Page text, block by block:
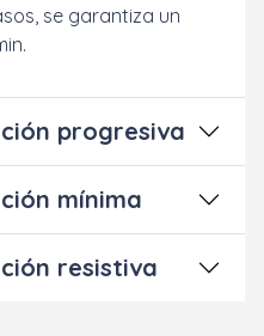
se garantiza un
progresiva
mínima
resistiva